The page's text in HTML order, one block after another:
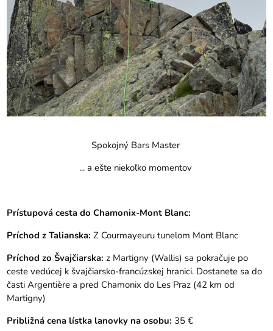
Spokojný Bars Master
... a ešte niekoľko momentov
Prístupová cesta do Chamonix-Mont Blanc:
Príchod z Talianska: Z Courmayeuru tunelom Mont Blanc
Príchod zo Švajčiarska: z Martigny (Wallis) sa pokračuje po
ceste vedúcej k švajčiarsko-francúzskej hranici. Dostanete sa do
časti Argentière a pred Chamonix do Les Praz (42 km od
Martigny)
Približná cena lístka lanovky na osobu: 35 €